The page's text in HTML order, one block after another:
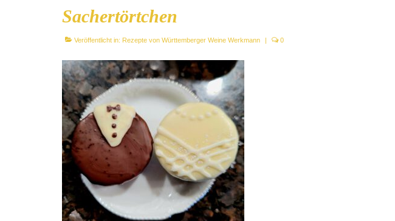
Sachertörtchen
Veröffentlicht in: Rezepte von Württemberger Weine Werkmann | 0